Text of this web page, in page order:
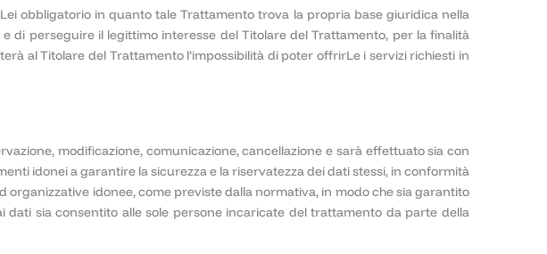
obbligatorio in quanto tale Trattamento trova la propria base giuridica nella
perseguire il legittimo interesse del Titolare del Trattamento, per la finalità
al Titolare del Trattamento l’impossibilità di poter offrirLe i servizi richiesti in
modificazione, comunicazione, cancellazione e sarà effettuato sia con
idonei a garantire la sicurezza e la riservatezza dei dati stessi, in conformità
idonee, come previste dalla normativa, in modo che sia garantito
sia consentito alle sole persone incaricate del trattamento da parte della